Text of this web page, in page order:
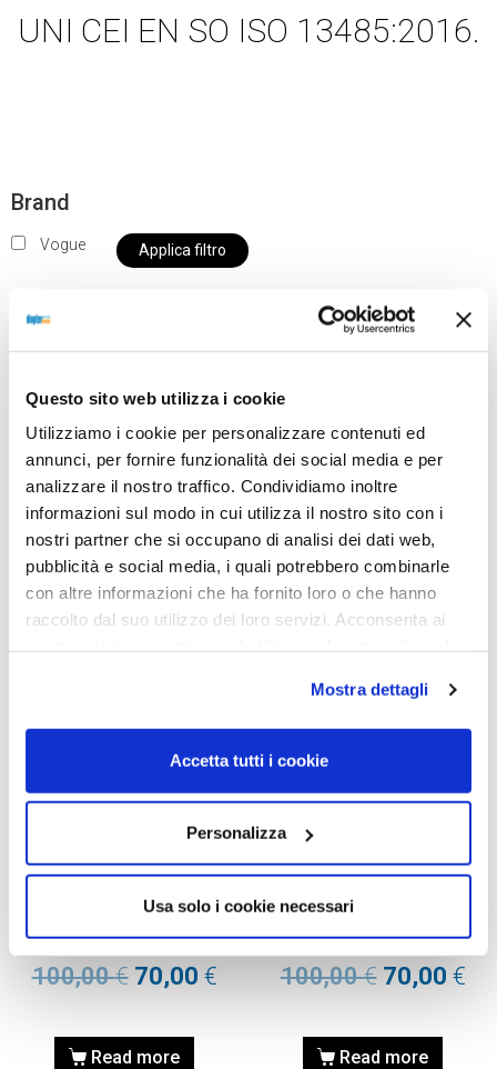
Questo sito web utilizza i cookie
Utilizziamo i cookie per personalizzare contenuti ed
annunci, per fornire funzionalità dei social media e per
analizzare il nostro traffico. Condividiamo inoltre
informazioni sul modo in cui utilizza il nostro sito con i
nostri partner che si occupano di analisi dei dati web,
pubblicità e social media, i quali potrebbero combinarle
con altre informazioni che ha fornito loro o che hanno
raccolto dal suo utilizzo dei loro servizi. Acconsenta ai
Mostra dettagli
Accetta tutti i cookie
Personalizza
Usa solo i cookie necessari
UNI CEI EN SO ISO 13485:2016.
Brand
Vogue Applica filtro
nostro negozio non saranno disponibili per la
spedizione fino al giorno 31 agosto. BUONE FERIE
da OTTICA DIOPTER
Showing all 2 results
OCCHIALE DA VISTA,
VOGUE
Occhiale VOGUE 0VO5635U
3226 53
100,00€ 70,00 €
Read more
OCCHIALE DA VISTA,
VOGUE
Occhiale VOGUE 0VO5635U
3226 51
100,00€ 70,00 €
Read more